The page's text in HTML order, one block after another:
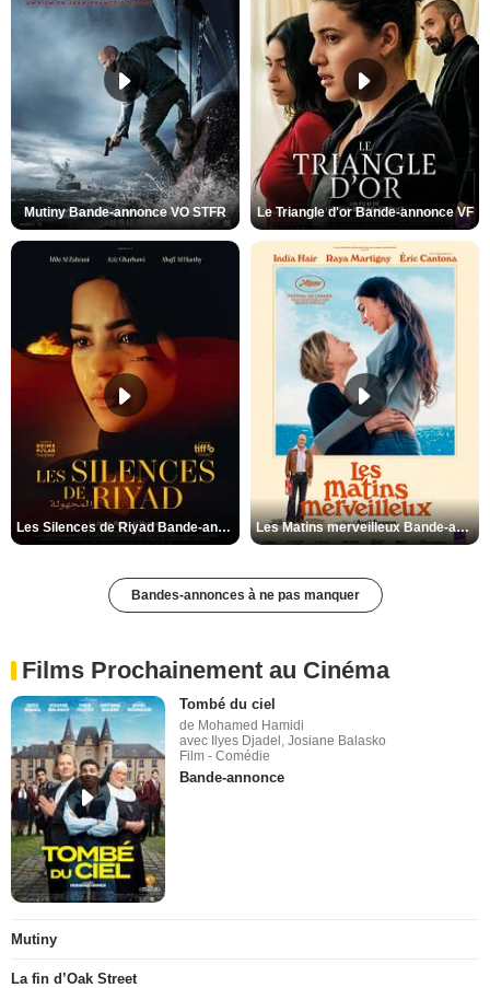
Mutiny Bande-annonce VO STFR Le Triangle d'or Bande-annonce VF
Les Silences de Riyad Bande-annonce VO STFR Les Matins merveilleux Bande-annonce VF
Bandes-annonces à ne pas manquer
Films Prochainement au Cinéma
Tombé du ciel
de Mohamed Hamidi
avec Ilyes Djadel, Josiane Balasko
Film - Comédie
Bande-annonce
Mutiny
La fin d’Oak Street